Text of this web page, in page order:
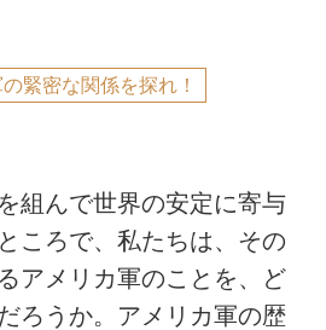
緊密な関係を探れ！
組んで世界の安定に寄与
ころで、私たちは、その
アメリカ軍のことを、ど
ろうか。アメリカ軍の歴